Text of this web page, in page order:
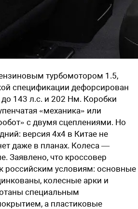
турбомотором 1.5,
спецификации дефорсирован
143 л.с. и 202 Нм. Коробки
«механика» или
с двумя сцеплениями. Но
версия 4х4 в Китае не
даже в планах. Колеса —
Заявлено, что кроссовер
российским условиям: основные
колесные арки и
специальным
а пластиковые